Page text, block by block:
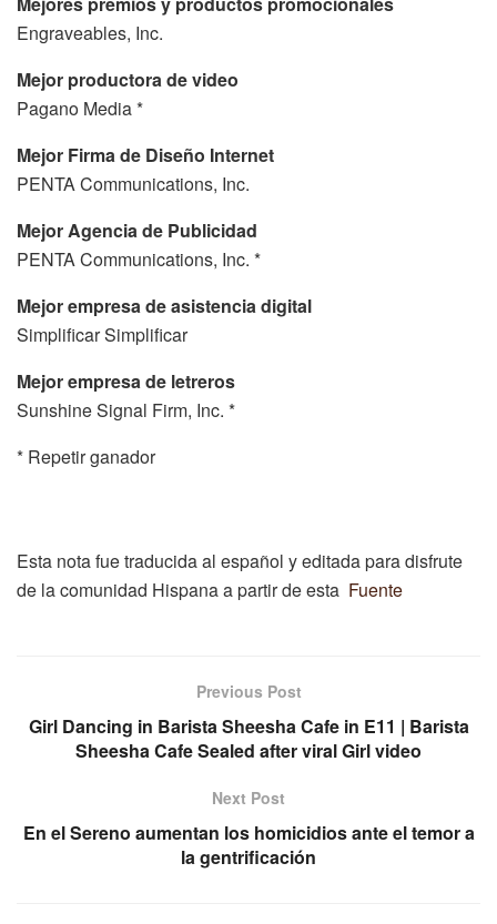
Engraveables, Inc.
Mejor productora de video
Pagano Media *
Mejor Firma de Diseño Internet
PENTA Communications, Inc.
Mejor Agencia de Publicidad
PENTA Communications, Inc. *
Mejor empresa de asistencia digital
Simplificar Simplificar
Mejor empresa de letreros
Sunshine Signal Firm, Inc. *
* Repetir ganador
Esta nota fue traducida al español y editada para disfrute
de la comunidad Hispana a partir de esta Fuente
Previous Post
Girl Dancing in Barista Sheesha Cafe in E11 | Barista
Sheesha Cafe Sealed after viral Girl video
Next Post
En el Sereno aumentan los homicidios ante el temor a
la gentrificación